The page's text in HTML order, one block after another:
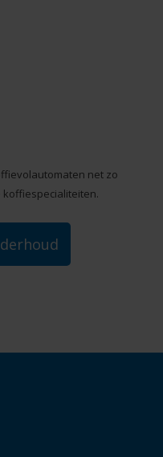
net zo
koffiespecialiteiten.